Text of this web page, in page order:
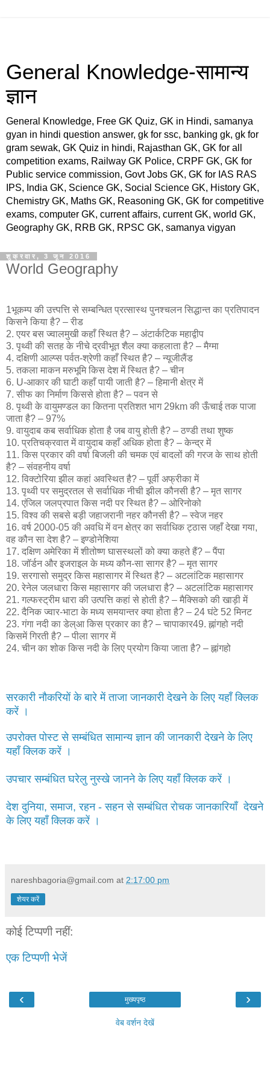
General Knowledge-सामान्य
ज्ञान
General Knowledge, Free GK Quiz, GK in Hindi, samanya
gyan in hindi question answer, gk for ssc, banking gk, gk for
gram sewak, GK Quiz in hindi, Rajasthan GK, GK for all
competition exams, Railway GK Police, CRPF GK, GK for
Public service commission, Govt Jobs GK, GK for IAS RAS
IPS, India GK, Science GK, Social Science GK, History GK,
Chemistry GK, Maths GK, Reasoning GK, GK for competitive
exams, computer GK, current affairs, current GK, world GK,
Geography GK, RRB GK, RPSC GK, samanya vigyan
शुक्रवार, 3 जून 2016
World Geography
1भूकम्प की उत्त्पत्ति से सम्बन्धित प्रत्सास्थ पुनश्चलन सिद्धान्त का प्रतिपादन
किसने किया है? – रीड
2. एयर बस ज्वालमुखी कहाँ स्थित है? – अंटार्कटिक महाद्वीप
3. पृथ्वी की सतह के नीचे द्रवीभूत शैल क्या कहलाता है? – मैग्मा
4. दक्षिणी आल्प्स पर्वत-श्रेणी कहाँ स्थित है? – न्यूजीलैंड
5. तकला माकन मरुभूमि किस देश में स्थित है? – चीन
6. U-आकार की घाटी कहाँ पायी जाती है? – हिमानी क्षेत्र में
7. सीफ का निर्माण किससे होता है? – पवन से
8. पृथ्वी के वायुमण्डल का कितना प्रतिशत भाग 29km की ऊँचाई तक पाजा
जाता है? – 97%
9. वायुदाब कब सर्वाधिक होता है जब वायु होती है? – ठण्डी तथा शुष्क
10. प्रतिचक्रवात में वायुदाब कहाँ अधिक होता है? – केन्द्र में
11. किस प्रकार की वर्षा बिजली की चमक एवं बादलों की गरज के साथ होती
है? – संवहनीय वर्षा
12. विक्टोरिया झील कहां अवस्थित है? – पूर्वी अफ्रीका में
13. पृथ्वी पर समुद्रतल से सर्वाधिक नीची झील कौनसी है? – मृत सागर
14. एंजिल जलप्रपात किस नदी पर स्थित है? – ओरिनोको
15. विश्व की सबसे बड़ी जहाजरानी नहर कौनसी है? – स्वेज नहर
16. वर्ष 2000-05 की अवधि में वन क्षेत्र का सर्वाधिक ट्ठास जहाँ देखा गया,
वह कौन सा देश है? – इण्डोनेशिया
17. दक्षिण अमेरिका में शीतोष्ण घासस्थलों को क्या कहते हैं? – पैंपा
18. जॉर्डन और इजराइल के मध्य कौन-सा सागर है? – मृत सागर
19. सरगासो समुद्र किस महासागर में स्थित है? – अटलांटिक महासागर
20. रेनेल जलधारा किस महासागर की जलधारा है? – अटलांटिक महासागर
21. गल्फस्ट्रीम धारा की उत्पत्ति कहां से होती है? – मैक्सिको की खाड़ी में
22. दैनिक ज्वार-भाटा के मध्य समयान्तर क्या होता है? – 24 घंटे 52 मिनट
23. गंगा नदी का डेल्आ किस प्रकार का है? – चापाकार49. ह्नांगहो नदी
किसमें गिरती है? – पीला सागर में
24. चीन का शोक किस नदी के लिए प्रयोग किया जाता है? – ह्नांगहो
सरकारी नौकरियों के बारे में ताजा जानकारी देखने के लिए यहाँ क्लिक
करें ।
उपरोक्त पोस्ट से सम्बंधित सामान्य ज्ञान की जानकारी देखने के लिए
यहाँ क्लिक करें ।
उपचार सम्बंधित घरेलु नुस्खे जानने के लिए यहाँ क्लिक करें ।
देश दुनिया, समाज, रहन - सहन से सम्बंधित रोचक जानकारियाँ देखने
के लिए यहाँ क्लिक करें ।
nareshbagoria@gmail.com at 2:17:00 pm
शेयर करें
कोई टिप्पणी नहीं:
एक टिप्पणी भेजें
‹ ›
मुख्यपृष्ठ
वेब वर्शन देखें